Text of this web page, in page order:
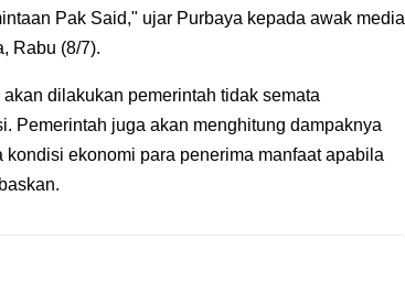
Pak Said," ujar Purbaya kepada awak media
Rabu (8/7).
dilakukan pemerintah tidak semata
Pemerintah juga akan menghitung dampaknya
ekonomi para penerima manfaat apabila